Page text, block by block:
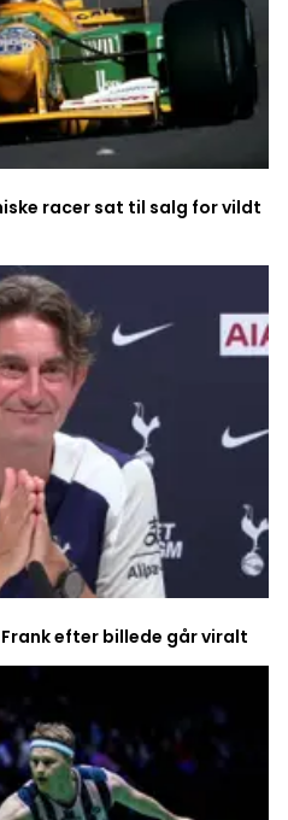
racer sat til salg for vildt
efter billede går viralt